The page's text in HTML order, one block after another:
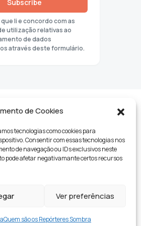
de Cookies
tecnologias como cookies para
Consentir com essas tecnologias nos
de navegação ou IDs exclusivos neste
pode afetar negativamante certos recursos
Ver preferências
Quem são os Repórteres Sombra
Subscribe
li e concordo com as
utilização relativas ao
de dados
através deste formulário.